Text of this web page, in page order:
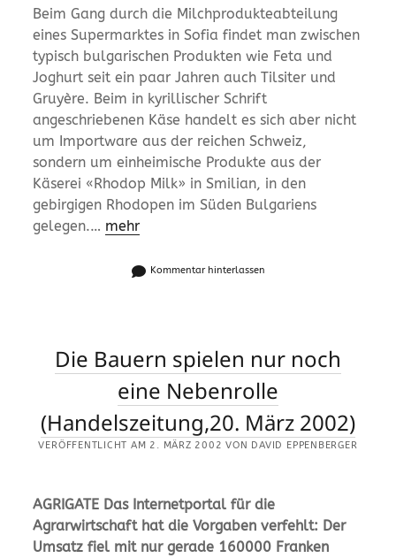
Beim Gang durch die Milchprodukteabteilung
eines Supermarktes in Sofia findet man zwischen
typisch bulgarischen Produkten wie Feta und
Joghurt seit ein paar Jahren auch Tilsiter und
Gruyère. Beim in kyrillischer Schrift
angeschriebenen Käse handelt es sich aber nicht
um Importware aus der reichen Schweiz,
sondern um einheimische Produkte aus der
Käserei «Rhodop Milk» in Smilian, in den
gebirgigen Rhodopen im Süden Bulgariens
gelegen.… mehr
Kommentar hinterlassen
Die Bauern spielen nur noch
eine Nebenrolle
(Handelszeitung,20. März 2002)
VERÖFFENTLICHT AM 2. MÄRZ 2002 VON DAVID EPPENBERGER
AGRIGATE Das Internetportal für die
Agrarwirtschaft hat die Vorgaben verfehlt: Der
Umsatz fiel mit nur gerade 160000 Franken